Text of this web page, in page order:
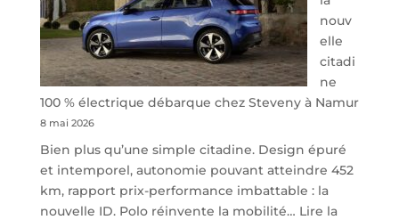
nouv
elle
citadi
ne
100 % électrique débarque chez Steveny à Namur
8 mai 2026
Bien plus qu’une simple citadine. Design épuré
et intemporel, autonomie pouvant atteindre 452
km, rapport prix-performance imbattable : la
nouvelle ID. Polo réinvente la mobilité… Lire la